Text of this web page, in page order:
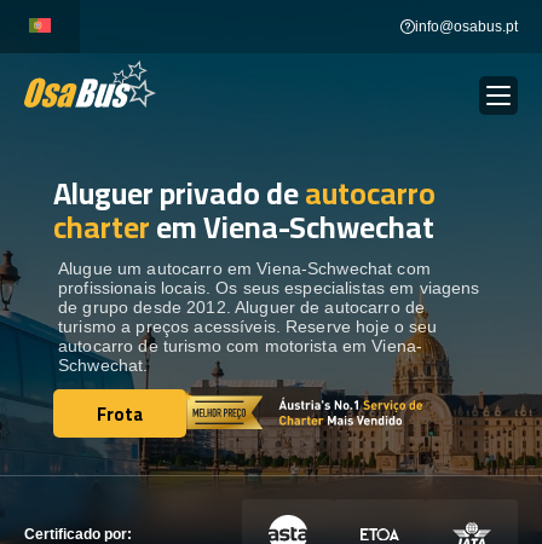
content
info@osabus.pt
ALUGUER DE AUTOCARROS
DESTINOS
FROTA
ENTRE EM CONTACTO
ENTRE EM CONTACTO
Aluguer privado deautocarro
charterem Viena-Schwechat
Alugue um autocarro em Viena-Schwechat com
profissionais locais. Os seus especialistas em viagens
de grupo desde 2012. Aluguer de autocarro de
turismo a preços acessíveis. Reserve hoje o seu
autocarro de turismo com motorista em Viena-
Schwechat.
Frota
Frota
Certificado por: